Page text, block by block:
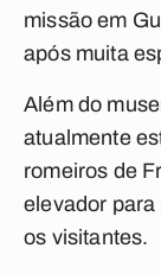
missão em
após muita
Além do
atualmente
romeiros de
elevador
os visitantes.